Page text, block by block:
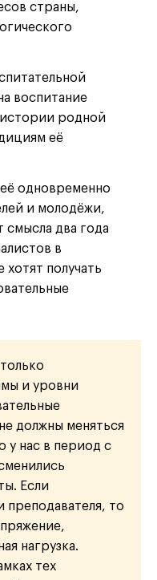
страны,
воспитание
родной
её
одновременно
и молодёжи,
смысла два года
в
получать
и уровни
должны меняться
у нас в период с
Если
преподавателя, то
нагрузка.
тех